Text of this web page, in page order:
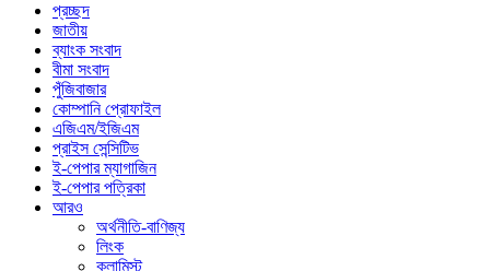
প্রচ্ছদ
জাতীয়
ব্যাংক সংবাদ
বীমা সংবাদ
পুঁজিবাজার
কোম্পানি প্রোফাইল
এজিএম/ইজিএম
প্রাইস সেন্সিটিভ
ই-পেপার ম্যাগাজিন
ই-পেপার পত্রিকা
আরও
অর্থনীতি-বাণিজ্য
লিংক
কলামিস্ট